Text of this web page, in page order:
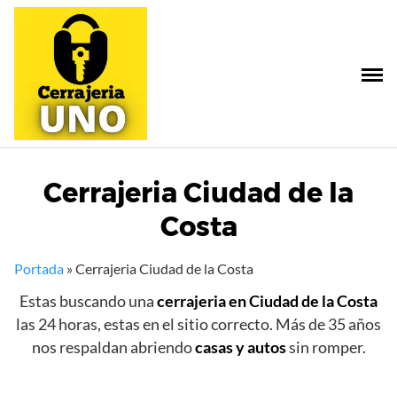
Saltar
Cerrajeria Ciudad de la
Costa
Portada »Cerrajeria Ciudad de la Costa
Estas buscando unacerrajeria en Ciudad de la Costa
las 24 horas, estas en el sitio correcto. Más de 35 años
nos respaldan abriendocasas y autossin romper.